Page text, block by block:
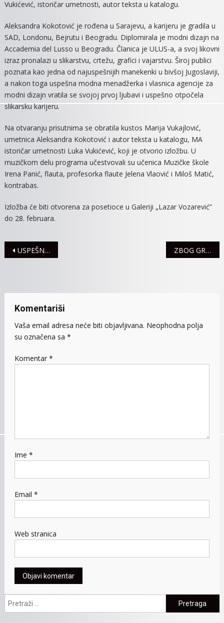
Vukićević, istoričar umetnosti, autor teksta u katalogu.
Aleksandra Kokotović je rođena u Sarajevu, a karijeru je gradila u
SAD, Londonu, Bejrutu i Beogradu. Diplomirala je modni dizajn na
Accademia del Lusso u Beogradu. Članica je ULUS-a, a svoj likovni
izraz pronalazi u slikarstvu, crtežu, grafici i vajarstvu. Široj publici
poznata kao jedna od najuspešnijih manekenki u bivšoj Jugoslaviji,
a nakon toga uspešna modna menadžerka i vlasnica agencije za
modni dizajn vratila se svojoj prvoj ljubavi i uspešno otpočela
slikarsku karijeru.
Na otvaranju prisutnima se obratila kustos Marija Vukajlović,
umetnica Aleksandra Kokotović i autor teksta u katalogu, MA
istoričar umetnosti Luka Vukićević, koji je otvorio izložbu. U
muzičkom delu programa učestvovali su učenica Muzičke škole
Irena Panić, flauta, profesorka flaute Jelena Vlaović i Miloš Matić,
kontrabas.
Izložba će biti otvorena za posetioce u Galeriji „Lazar Vozarević”
do 28. februara.
Navigacija
USPEŠNO ODRŽANA PETA LITERARNA RADIONICA „POSTAĆU PISAC“ ZBOG GRIPA ZABRANJENE POSETE U MITROVAČKOJ BOLNICI
Komentariši
Vaša email adresa neće biti objavljivana. Neophodna polja
su označena sa *
Komentar *
Ime *
Email *
Web stranica
Pretraga: